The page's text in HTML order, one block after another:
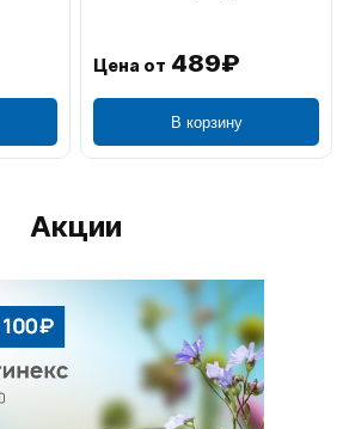
Цена от 489₽
В корзину
Акции